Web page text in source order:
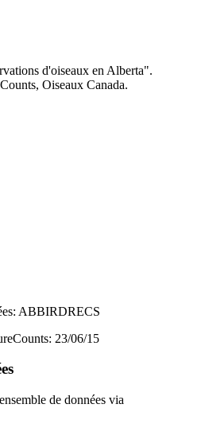
d'oiseaux en Alberta".
Oiseaux Canada.
ABBIRDRECS
23/06/15
de données via